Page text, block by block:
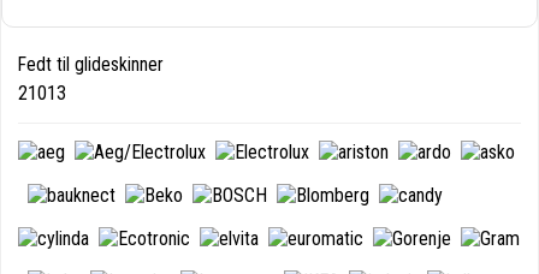
Fedt til glideskinner
21013